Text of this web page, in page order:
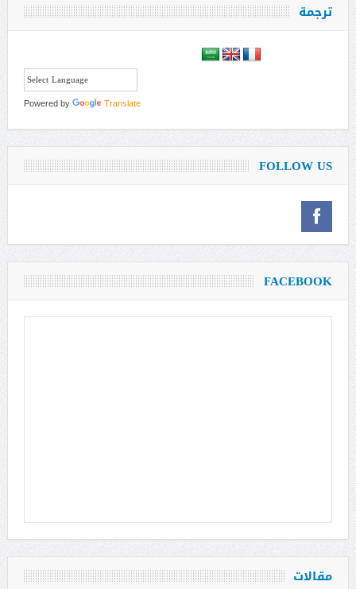
ترجمة
Powered by Translate
FOLLOW US
FACEBOOK
مقالات